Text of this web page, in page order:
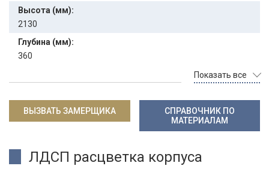
Высота (мм):
2130
Глубина (мм):
360
Показать все
ВЫЗВАТЬ ЗАМЕРЩИКА
СПРАВОЧНИК ПО
МАТЕРИАЛАМ
ЛДСП расцветка корпуса